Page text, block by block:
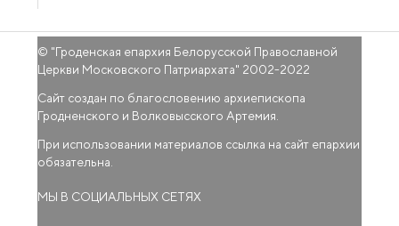
© "Гроденская епархия Белорусской Православной
Церкви Московского Патриархата" 2002-2022
Сайт создан по благословению архиепископа
Гродненского и Волковысского Артемия.
При использовании материалов ссылка на сайт епархии
обязательна.
МЫ В СОЦИАЛЬНЫХ СЕТЯХ